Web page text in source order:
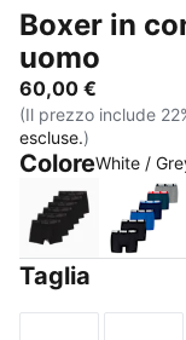
Boxer in
uomo
60,00 €
(Il prezzo include
escluse.)
ColoreWhite /
black blue
Taglia